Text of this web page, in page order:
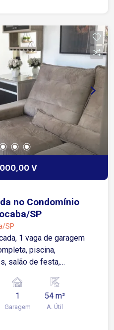
V
no Condomínio
SP
SP
1 vaga de garagem
piscina,
salão de festa,
1
Garagem
54 m²
A. Útil